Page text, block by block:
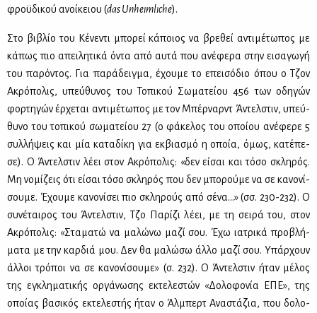
φρο­ϋ­δι­κού ανοί­κειου (das Unheι­mlι­che).
Στο βι­βλίο του Κέ­νε­ντι μπο­ρεί κά­ποιος να βρε­θεί αντι­μέ­τω­πος με
κά­πως πιο απει­λη­τι­κά όντα από αυ­τά που ανέ­φε­ρα στην ει­σα­γω­γή
του πα­ρό­ντος. Για πα­ρά­δειγ­μα, έχου­με το επει­σό­διο όπου ο Τζον
Ακρό­πο­λις, υπεύ­θυ­νος του Το­πι­κού Σω­μα­τεί­ου 456 των οδη­γών
φορ­τη­γών έρ­χε­ται αντι­μέ­τω­πος με τον Μπέρ­ναρντ Άντελ­στιν, υπεύ­
θυ­νο του το­πι­κού σω­μα­τεί­ου 27 (ο φά­κε­λος του οποί­ου ανέ­φε­ρε 5
συλ­λή­ψεις και μία κα­τα­δί­κη για εκ­βια­σμό η οποία, όμως, κα­τέ­πε­
σε). Ο Άντελ­στιν λέ­ει στον Ακρό­πο­λις: «δεν εί­σαι και τό­σο σκλη­ρός.
Μη νο­μί­ζεις ότι εί­σαι τό­σο σκλη­ρός που δεν μπο­ρού­με να σε κα­νο­νί­
σου­με. Έχου­με κα­νο­νί­σει πιο σκλη­ρούς από σέ­να…» (σσ. 230-232). Ο
συ­νέ­ται­ρος του Άντελ­στιν, Τζο Πα­ρί­ζι λέ­ει, με τη σει­ρά του, στον
Ακρό­πο­λις: «Στα­μα­τώ να μα­λώ­νω μα­ζί σου. Έχω ια­τρι­κά προ­βλή­
μα­τα με την καρ­διά μου. Δεν θα μα­λώ­σω άλ­λο μα­ζί σου. Υπάρ­χουν
άλ­λοι τρό­ποι να σε κα­νο­νί­σου­με» (σ. 232). Ο Άντελ­στιν ήταν μέ­λος
της εγκλη­μα­τι­κής ορ­γά­νω­σης εκτε­λε­στών «Δο­λο­φο­νία
ΕΠΕ», της
οποί­ας βα­σι­κός εκτε­λε­στής ήταν ο Άλ­μπερτ Ανα­στά­ζια, που δο­λο­